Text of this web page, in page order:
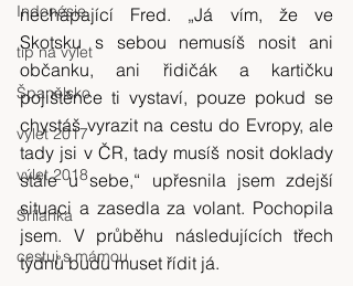
Indonésie
tip na výlet
Španělsko
výlet 2017
výlet 2018
Srílanka
cestuj s mámou
nechápající Fred. „Já vím, že ve
Skotsku s sebou nemusíš nosit ani
občanku, ani řidičák a kartičku
pojištěnce ti vystaví, pouze pokud se
chystáš vyrazit na cestu do Evropy, ale
tady jsi v ČR, tady musíš nosit doklady
stále u sebe,“ upřesnila jsem zdejší
situaci a zasedla za volant. Pochopila
jsem. V průběhu následujících třech
týdnů budu muset řídit já.